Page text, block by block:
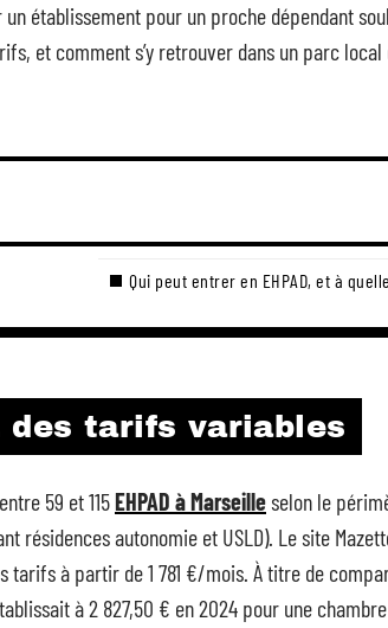
établissement pour un proche dépendant
et comment s’y retrouver dans un parc
Qui peut entrer en EHPAD, et à
des tarifs variables
59 et 115EHPAD à Marseilleselon le
résidences autonomie et USLD). Le site
tarifs à partir de 1 781 €/mois. À titre de
à 2 827,50 € en 2024 pour une